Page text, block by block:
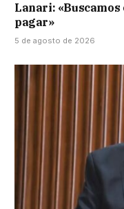
Lanari:
pagar»
5 de agosto de 2026